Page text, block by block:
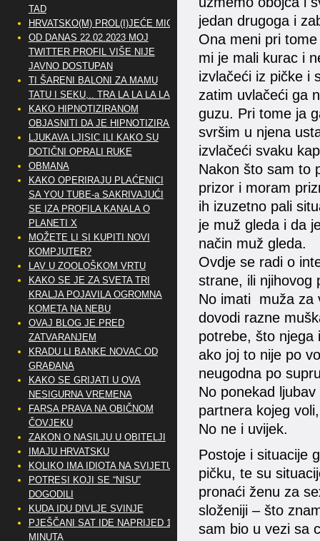
jedan drugoga i
Ona meni pri
mi je mali kurac i
izvlačeći iz pičke i
zatim uvlačeći ga
guzu. Pri tome ja
svršim u njena
izvlačeći svaku
Nakon što sam to
prizor i moram
ih izuzetno pali
je muž gleda i da
način muž gleda.
Ovdje se radi o
strane, ili njihovog
No imati muža za
dovodi razne
potrebe, što njega
ako joj to nije po
neugodna po
No ponekad
partnera kojeg
No ne i uvijek.
Postoje i situacije
pičku, te su
pronaći ženu za
složeniji – što
sam bio u vezi sa
TAD
HRVATSKO(M) PROL(I)JEĆE MIG
OD DANAS 22.02.2023 MOJ
TWITTER PROFIL VIŠE NIJE
JAVNO DOSTUPAN
TI ŠARENI BALONI ZA MAMU
TATU I SEKU,.. TRA LA LA LA LA
KAKO HIPNOTIZIRANOM
OBJASNITI DA JE HIPNOTIZIRAN
LJUKAVA LJISIC ILI KAKO SU
DOTIČNI OPRALI RUKE
OBMANA
KAKO OPERIRAJU PLAĆENICI
SA YOU TUBE-a SAKRIVAJUĆI
SE IZA PROFILA KANALA O
PLANETI X
MOŽETE LI SI KUPITI NOVI
KOMPJUTER?
LAV U ZOOLOŠKOM VRTU
KAKO SE JE ZA SVETA TRI
KRALJA POJAVILA OGROMNA
KOMETA NA NEBU
OVAJ BLOG JE PRED
ZATVARANJEM
KRADU LI BANKE NOVAC OD
GRAĐANA
KAKO SE GRIJATI U OVA
NESIGURNA VREMENA
FARSA PRAVA NA OBIČNOM
ČOVJEKU
ZAKON O NASILJU U OBITELJI
IMAJU HRVATSKU
KOLIKO IMA IDIOTA NA SVIJETU?
POTRESI KOJI SE “NISU”
DOGODILI
KUDA IDU DIVLJE SVINJE
PJEŠČANI SAT IDE NAPRIJED 10
MINUTA